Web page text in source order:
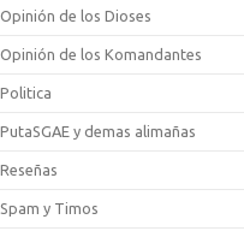
Opinión de los Dioses
Opinión de los Komandantes
Politica
PutaSGAE y demas alimañas
Reseñas
Spam y Timos